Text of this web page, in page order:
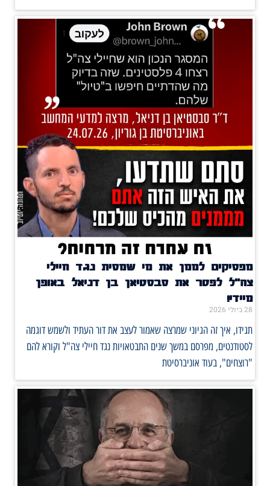
מפסיקים לממן את מי שמסית נגד חיילי
צה"ל לפטר את סבסטיאן בן דניאל באופן
מיידי!
28 ביולי 2026
תגידו, איך זה הגיוני שמרצה שאמור לעצב את דור העתיד ולשמש דוגמה
לסטודנטים, מפרסם במשך שנים התבטאויות נגד חיילי צה"ל וקורא להם
"רוצחים", בעוד אוניברסיטת